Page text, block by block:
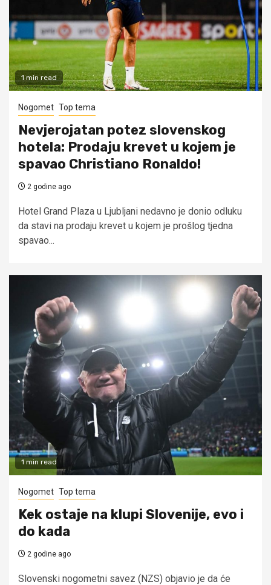
1 min read
Nogomet Top tema
Nevjerojatan potez slovenskog
hotela: Prodaju krevet u kojem je
spavao Christiano Ronaldo!
2 godine ago
Hotel Grand Plaza u Ljubljani nedavno je donio odluku
da stavi na prodaju krevet u kojem je prošlog tjedna
spavao...
1 min read
Nogomet Top tema
Kek ostaje na klupi Slovenije, evo i
do kada
2 godine ago
Slovenski nogometni savez (NZS) objavio je da će